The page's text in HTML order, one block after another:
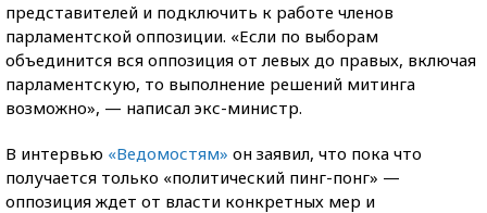
представителей и подключить к работе членов
парламентской оппозиции. «Если по выборам
объединится вся оппозиция от левых до правых, включая
парламентскую, то выполнение решений митинга
возможно», — написал экс-министр.
В интервью «Ведомостям» он заявил, что пока что
получается только «политический пинг-понг» —
оппозиция ждет от власти конкретных мер и